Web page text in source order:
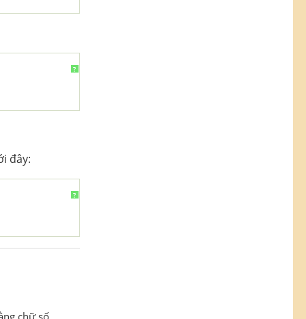
?
đây:
?
chữ số.